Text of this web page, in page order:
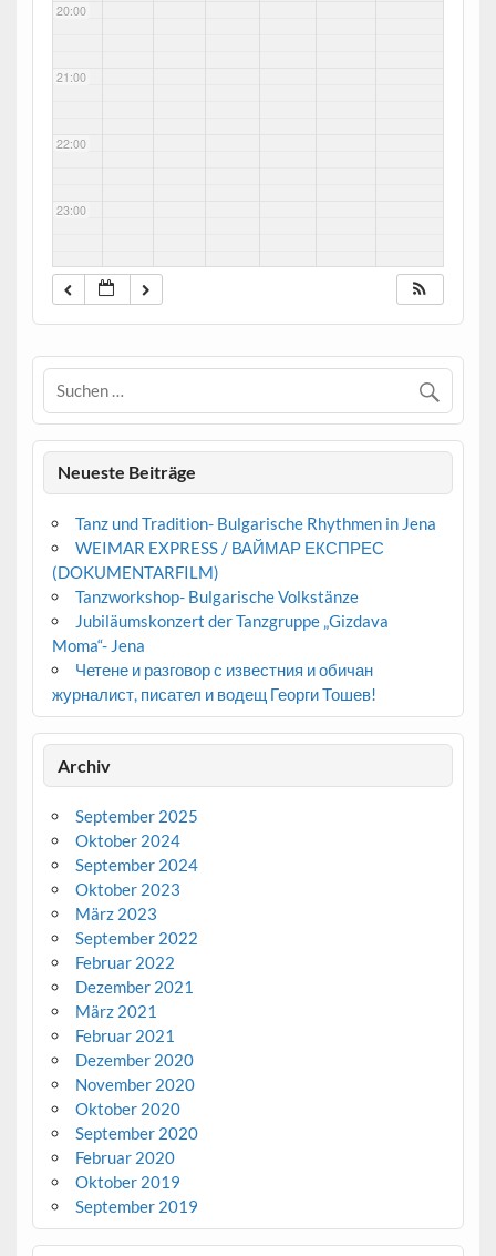
20:00
21:00
22:00
23:00
Neueste Beiträge
Tanz und Tradition- Bulgarische Rhythmen in Jena
WEIMAR EXPRESS / ВАЙМАР ЕКСПРЕС
(DOKUMENTARFILM)
Tanzworkshop- Bulgarische Volkstänze
Jubiläumskonzert der Tanzgruppe „Gizdava
Moma“- Jena
Четене и разговор с известния и обичан
журналист, писател и водещ Георги Тошев!
Archiv
September 2025
Oktober 2024
September 2024
Oktober 2023
März 2023
September 2022
Februar 2022
Dezember 2021
März 2021
Februar 2021
Dezember 2020
November 2020
Oktober 2020
September 2020
Februar 2020
Oktober 2019
September 2019